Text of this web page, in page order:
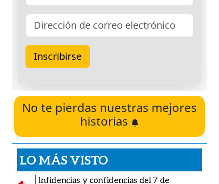
No te pierdas nuestras mejores
historias
LO MÁS VISTO
Infidencias y confidencias del 7 de